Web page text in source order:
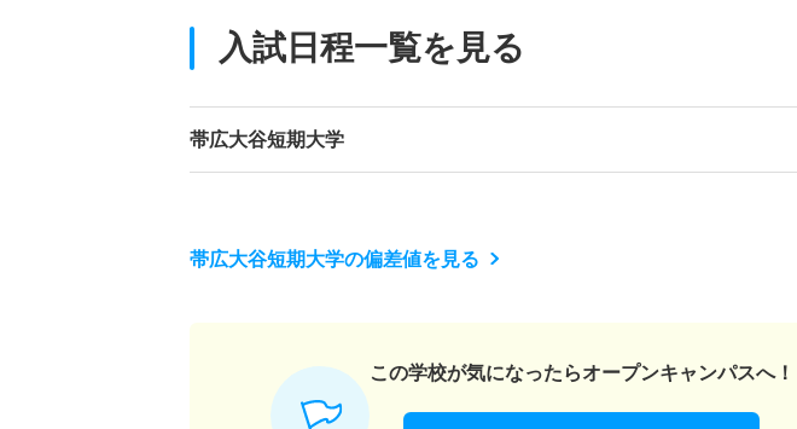
入試日程一覧を見る
帯広大谷短期大学
帯広大谷短期大学の偏差値を見る
この学校が気になったらオープンキャンパスへ！